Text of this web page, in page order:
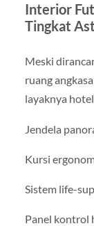
Interior
Tingkat
Meski
ruang
layaknya
Jendela
Kursi
Sistem life-
Panel kontrol